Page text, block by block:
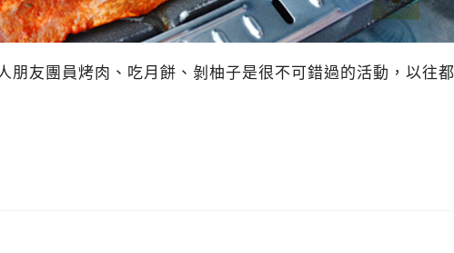
朋友團員烤肉、吃月餅、剝柚子是很不可錯過的活動，以往都